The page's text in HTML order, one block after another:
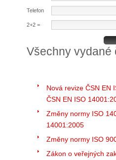
Telefon
2+2 =
Všechny vydané
Nová revize ČSN EN
ČSN EN ISO
Změny normy ISO
14001:2005
Změny normy ISO
Zákon o veřejných